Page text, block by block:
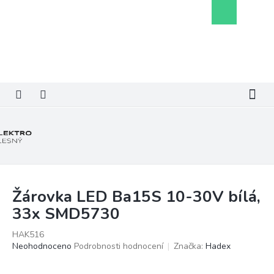
košík
Žárovka LED Ba15S 10-30V bílá,
33x SMD5730
HAK516
Průměrné
Neohodnoceno Podrobnosti hodnocení Značka: Hadex